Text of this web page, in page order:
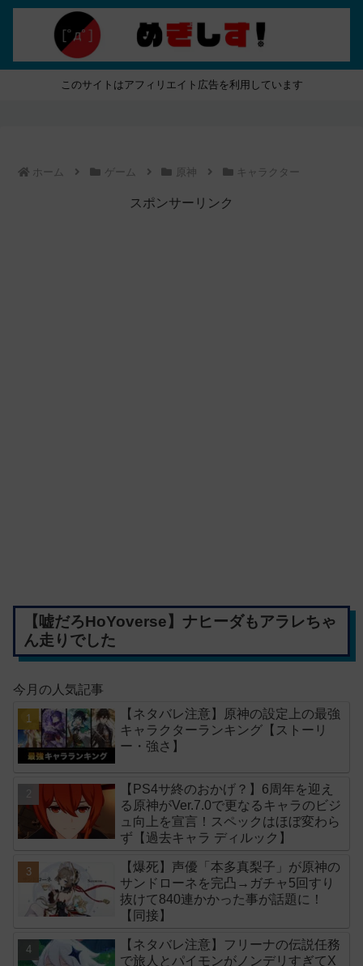
このサイトはアフィリエイト広告を利用しています
ホーム ゲーム 原神 キャラクター
スポンサーリンク
【嘘だろHoYoverse】ナヒーダもアラレちゃ
ん走りでした
今月の人気記事
【ネタバレ注意】原神の設定上の最強
キャラクターランキング【ストーリ
ー・強さ】
【PS4サ終のおかげ？】6周年を迎え
る原神がVer.7.0で更なるキャラのビジ
ュ向上を宣言！スペックはほぼ変わら
ず【過去キャラ ディルック】
【爆死】声優「本多真梨子」が原神の
サンドローネを完凸→ガチャ5回すり
抜けて840連かかった事が話題に！
【同接】
【ネタバレ注意】フリーナの伝説任務
で旅人とパイモンがノンデリすぎてX